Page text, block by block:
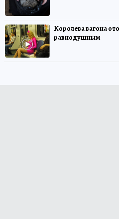
Королева вагона
равнодушным